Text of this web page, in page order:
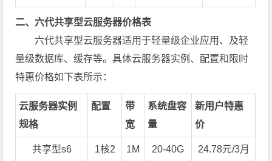
二、六代共享型云服务器价格表
六代共享型云服务器适用于轻量级企业应用、及轻
量级数据库、缓存等。具体云服务器实例、配置和限时
特惠价格如下表所示：
云服务器实例
规格
配置
带
宽
系统盘容
量
新用户特惠
价
共享型s6
1核2
1M 20-40G
24.78元/3月